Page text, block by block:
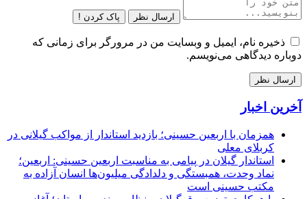
ارسال نظر پاک کردن !
ذخیره نام، ایمیل و وبسایت من در مرورگر برای زمانی که
دوباره دیدگاهی می‌نویسم.
آخرین اخبار
همزمان با اربعین حسینی؛ بازدید استاندار از مواکب گیلانی در
کربلای معلی
استاندار گیلان در پیامی به مناسبت اربعین حسینی: اربعین؛
نماد وحدت، همبستگی و دلدادگی میلیون‌ها انسان آزاده به
مکتب حسینی است